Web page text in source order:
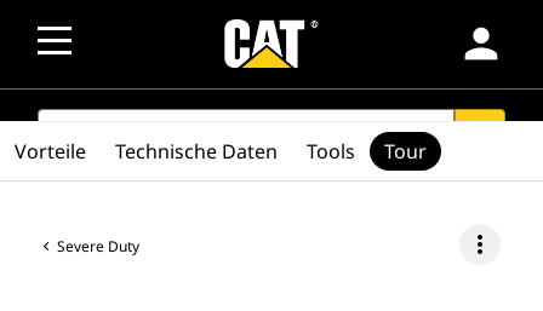
person
SEARCH
Severe Duty more_vert
Vorteile Technische Daten Tools Tour